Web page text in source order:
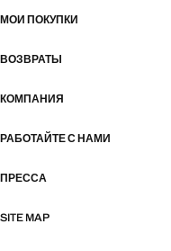
МОИ ПОКУПКИ
ВОЗВРАТЫ
КОМПАНИЯ
РАБОТАЙТЕ С НАМИ
ПРЕССА
SITE MAP